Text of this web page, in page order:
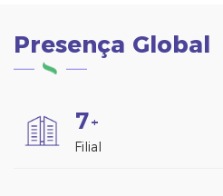
Presença Global
7+
Filial